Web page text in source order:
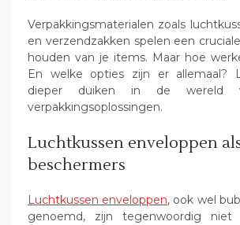
Verpakkingsmaterialen zoals
en verzendzakken spelen een
houden van je items. Maar hoe
En welke opties zijn er allemaal?
dieper duiken in de wereld
verpakkingsoplossingen.
Luchtkussen enveloppen
beschermers
Luchtkussen enveloppen, ook wel
genoemd, zijn tegenwoordig